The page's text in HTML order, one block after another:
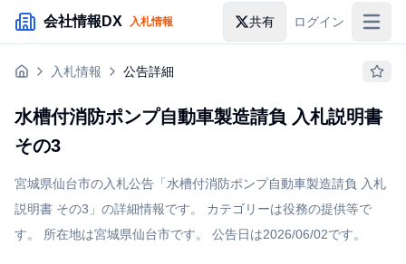
メインコンテンツにスキップ
会社情報DX 入札情報 共有 ログイン
入札情報入札情報 公告詳細
水槽付消防ポンプ自動車製造請負 入札説明書
その3
宮城県仙台市の入札公告「水槽付消防ポンプ自動車製造請負 入札
説明書 その3」の詳細情報です。 カテゴリーは役務の提供等で
す。 所在地は宮城県仙台市です。 公告日は2026/06/02です。